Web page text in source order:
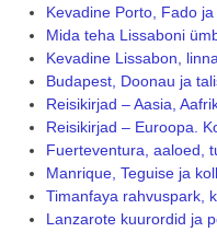
Kevadine Porto, Fado
Mida teha Lissaboni
Kevadine Lissabon,
Budapest, Doonau ja
Reisikirjad – Aasia,
Reisikirjad – Euroopa.
Fuerteventura, aaloed,
Manrique, Teguise ja
Timanfaya rahvuspark,
Lanzarote kuurordid ja